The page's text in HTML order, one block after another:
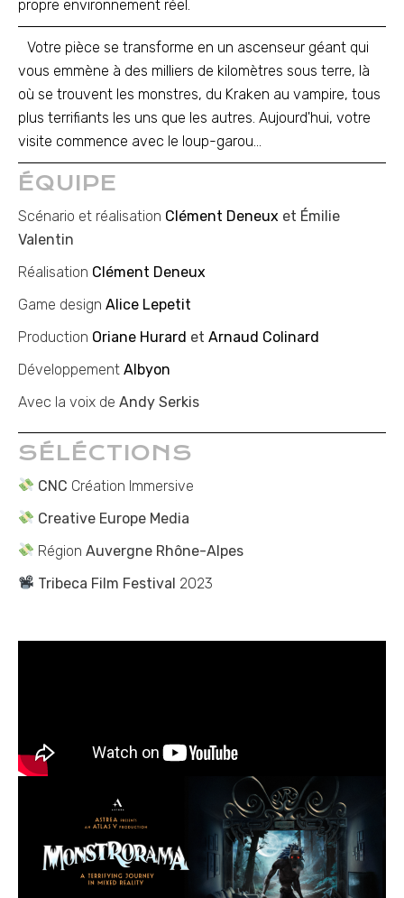
propre environnement réel.
Votre pièce se transforme en un ascenseur géant qui
vous emmène à des milliers de kilomètres sous terre, là
où se trouvent les monstres, du Kraken au vampire, tous
plus terrifiants les uns que les autres. Aujourd'hui, votre
visite commence avec le loup-garou...
ÉQUIPE
Scénario et réalisation Clément Deneux et Émilie
Valentin
Réalisation Clément Deneux
Game design Alice Lepetit
Production Oriane Hurard et Arnaud Colinard
Développement Albyon
Avec la voix de Andy Serkis
SÉLÉCTIONS
CNC Création Immersive
Creative Europe Media
RégionAuvergne Rhône-Alpes
Tribeca Film Festival 2023